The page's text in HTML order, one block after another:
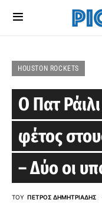
HOUSTON ROCKETS
Ο Πατ
φέτος
– Δύο οι
ΤΟΥ ΠΈΤΡΟΣ ΔΗΜΗΤΡΙΆΔΗΣ